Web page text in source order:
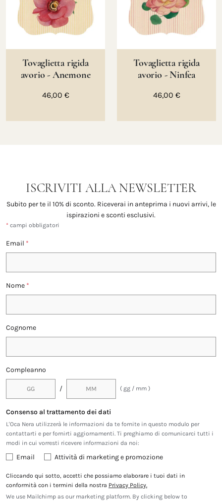
Tovaglietta rigida
avorio - Anemone
46,00 €
Tovaglietta rigida
avorio - Ninfea
46,00 €
ISCRIVITI ALLA NEWSLETTER
Subito per te il 10% di sconto. Riceverai in anteprima i nuovi arrivi, le
ispirazioni e sconti esclusivi.
* campi obbligatori
Email *
Nome *
Cognome
Compleanno
/ ( gg / mm )
Consenso al trattamento dei dati
L'Oca Nera utilizzerà le informazioni da te fornite in questo modulo per
contattarti e per fornirti aggiornamenti. Ti preghiamo di comunicarci tutti i
modi in cui vorresti ricevere informazioni da noi:
Email Attività di marketing e promozione
Cliccando qui sotto, accetti che possiamo elaborare i tuoi dati in
conformità con i termini della nostra Privacy Policy.
We use Mailchimp as our marketing platform. By clicking below to